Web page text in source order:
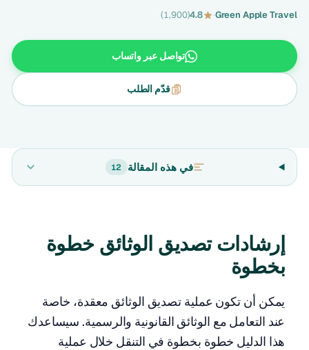
Green Apple Travel
·
4.8
(1,900)
تواصل عبر واتساب
قدّم الطلب
في هذه المقالة 12
إرشادات تصديق الوثائق خطوة
بخطوة
يمكن أن تكون عملية تصديق الوثائق معقدة، خاصة
عند التعامل مع الوثائق القانونية والرسمية. سيساعدك
هذا الدليل خطوة بخطوة في التنقل خلال عملية